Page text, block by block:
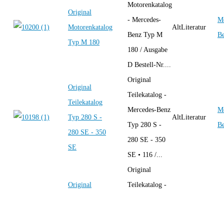
Original
Motorenkatalog
Typ M 180
Motorenkatalog
- Mercedes-
Benz Typ M
180 / Ausgabe
D Bestell-Nr....
AltLiteratur
Original
Teilekatalog
Typ 280 S -
280 SE - 350
SE
Original
Teilekatalog -
Mercedes-Benz
Typ 280 S -
280 SE - 350
SE • 116 /...
AltLiteratur
Original
Original
Teilekatalog -